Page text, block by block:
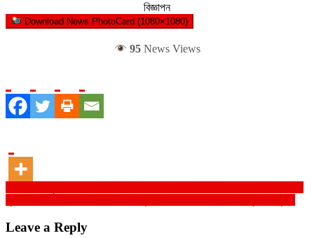
বিজ্ঞাপন
Download News PhotoCard (1080×1080)
95News Views
Post
navigation
Leave a Reply